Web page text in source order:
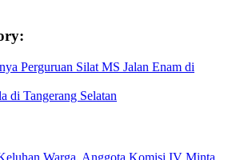
Perguruan Silat MS Jalan Enam di
di Tangerang Selatan